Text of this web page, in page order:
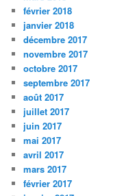
février 2018
janvier 2018
décembre 2017
novembre 2017
octobre 2017
septembre 2017
août 2017
juillet 2017
juin 2017
mai 2017
avril 2017
mars 2017
février 2017